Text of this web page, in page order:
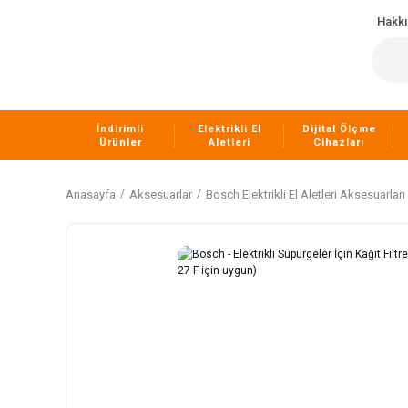
İndirimli
Ürünler
Elektrikli El
Aletleri
Dijital Ölçme
Cihazları
Anasayfa Aksesuarlar Bosch Elektrikli El Aletleri Aksesuarları